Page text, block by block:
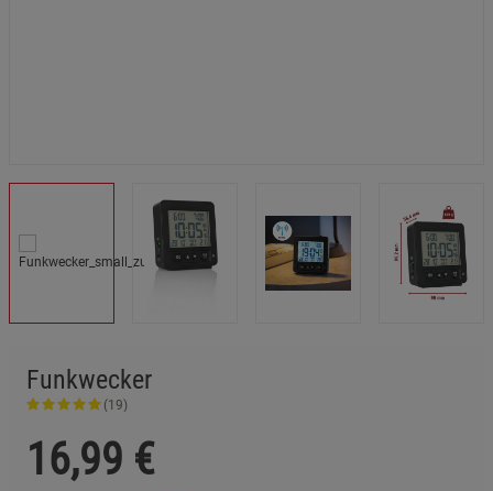
Funkwecker
(19)
16,99 €